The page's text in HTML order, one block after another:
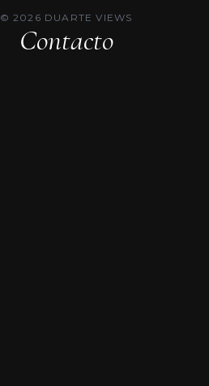
Contacto
© 2026 DUARTE VIEWS